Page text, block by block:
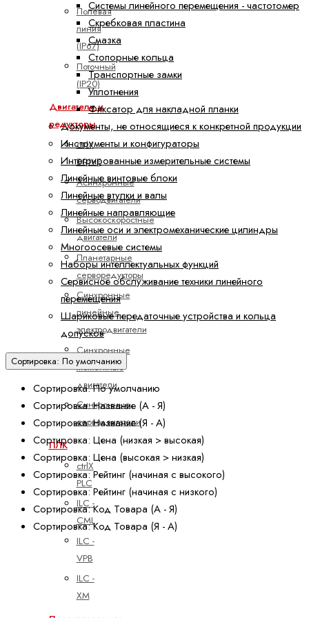
Полевая
линия
(IP67)
Поточный
(IP20)
Двигатели и
редукторы
ctrlX
DRIVE
Асинхронные
серводвигатели
Высокоскоростные
двигатели
Планетарные
серворедукторы
Синхронные
линейные
электродвигатели
Синхронные
моментные
двигатели
Синхронные
серводвигатели
ПЛК
ctrlX
PLC
ILC -
CML
ILC -
VPB
ILC -
XM
Системы линейного перемещения - частотомер
Скребковая пластина
Смазка
Стопорные кольца
Транспортные замки
Уплотнения
Фиксатор для накладной планки
Документы, не относящиеся к конкретной продукции
Инструменты и конфигураторы
Интегрированные измерительные системы
Линейные винтовые блоки
Линейные втулки и валы
Линейные направляющие
Линейные оси и электромеханические цилиндры
Многоосевые системы
Наборы интеллектуальных функций
Сервисное обслуживание техники линейного
перемещения
Шариковые передаточные устройства и кольца
допусков
Сортировка: По умолчанию
Сортировка: По умолчанию
Сортировка: Название (А - Я)
Сортировка: Название (Я - А)
Сортировка: Цена (низкая > высокая)
Сортировка: Цена (высокая > низкая)
Сортировка: Рейтинг (начиная с высокого)
Сортировка: Рейтинг (начиная с низкого)
Сортировка: Код Товара (А - Я)
Сортировка: Код Товара (Я - А)